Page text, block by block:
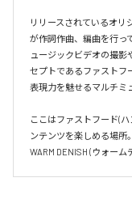
リリースされているオリ
が作詞作曲、編曲を行っ
ュージックビデオの撮
セプトであるファストフ
表現力を魅せるマルチミ
ここはファストフード(
ンテンツを楽しめる場所
WARM DENISH (ウォーム